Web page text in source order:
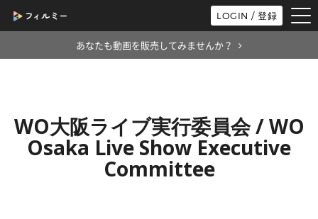
LOGIN / 登録
あなたも動画を販売してみませんか？
WO大阪ライブ実行委員会 / WO
Osaka Live Show Executive
Committee